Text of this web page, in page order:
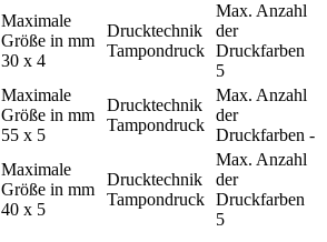
Maximale
Größe in mm
30 x 4
Drucktechnik
Tampondruck
Max. Anzahl
der
Druckfarben
5
Maximale
Größe in mm
55 x 5
Drucktechnik
Tampondruck
Max. Anzahl
der
Druckfarben -
Maximale
Größe in mm
40 x 5
Drucktechnik
Tampondruck
Max. Anzahl
der
Druckfarben
5